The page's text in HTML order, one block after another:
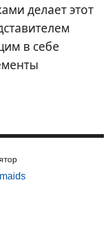
делает этот
в себе